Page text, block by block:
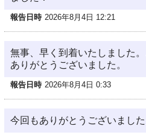
報告日時 2026年8月4日 12:21
無事、早く到着いたしました
ありがとうございました。
報告日時 2026年8月4日 0:33
今回もありがとうございました